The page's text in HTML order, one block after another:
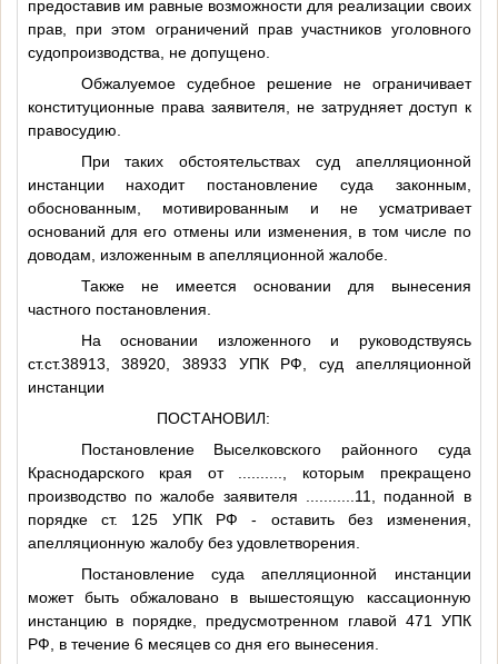
предоставив им равные возможности для реализации своих
прав, при этом ограничений прав участников уголовного
судопроизводства, не допущено.
Обжалуемое судебное решение не ограничивает
конституционные права заявителя, не затрудняет доступ к
правосудию.
При таких обстоятельствах суд апелляционной
инстанции находит постановление суда законным,
обоснованным, мотивированным и не усматривает
оснований для его отмены или изменения, в том числе по
доводам, изложенным в апелляционной жалобе.
Также не имеется основании для вынесения
частного постановления.
На основании изложенного и руководствуясь
ст.ст.38913, 38920, 38933 УПК РФ, суд апелляционной
инстанции
ПОСТАНОВИЛ:
Постановление Выселковского районного суда
Краснодарского края от
, которым прекращено
производство по жалобе заявителя
...........11
, поданной в
порядке ст. 125 УПК РФ - оставить без изменения,
апелляционную жалобу без удовлетворения.
Постановление суда апелляционной инстанции
может быть обжаловано в вышестоящую кассационную
инстанцию в порядке, предусмотренном главой 471 УПК
РФ, в течение 6 месяцев со дня его вынесения.